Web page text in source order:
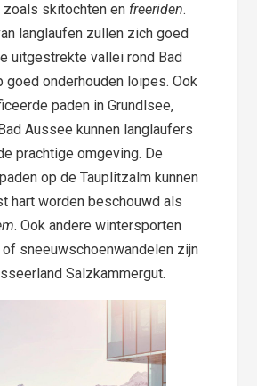
skitochten en freeriden.
langlaufen zullen zich goed
uitgestrekte vallei rond Bad
goed onderhouden loipes. Ook
paden in Grundlsee,
Aussee kunnen langlaufers
prachtige omgeving. De
op de Tauplitzalm kunnen
hart worden beschouwd als
. Ook andere wintersporten
sneeuwschoenwandelen zijn
Salzkammergut.